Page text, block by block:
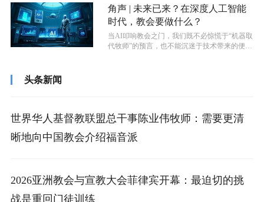
角声 | 未来已来？在深度人工智能
时代，教会要做什么？
当AI叩响教会之门，我们既不必惊慌于“机器取
代牧师”的预言，也不能沉迷于技术带来的便
头条新闻
世界华人基督教联盟总干事陈业伟牧师：需要更清
晰地向中国教会介绍福音派
2026亚洲教会与宣教大会菲律宾开幕：最迫切的挑
战是重回门徒训练